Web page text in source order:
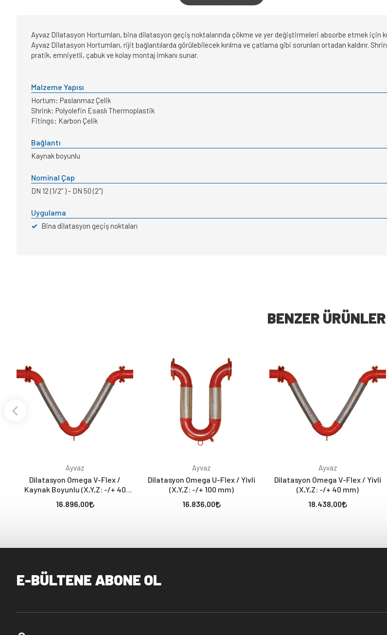
Ayvaz Dilatasyon Hortumları, bina dilatasyon geçiş noktalarında çökme ve yer değiştirmeleri absorbe etmek için
Ayvaz Dilatasyon Hortumları, rijit bağlantılarda görülebilecek kırılma ve çatlama gibi sorunları ortadan kaldırır.
pratik, emniyetli, çabuk ve kolay montaj imkanı sunar.
Malzeme Yapısı
Hortum: Paslanmaz Çelik
Shrink: Polyolefin Esaslı Thermoplastik
Fitings: Karbon Çelik
Bağlantı
Kaynak boyunlu
Nominal Çap
DN 12 (1/2” ) - DN 50 (2")
Uygulama
✓ Bina dilatasyon geçiş noktaları
BENZER ÜRÜNLER
Ayvaz
Dilatasyon Omega V-Flex /
Kaynak Boyunlu (X,Y,Z: -/+ 40
16.896,00
Ayvaz
Dilatasyon Omega U-Flex / Yivli
(X,Y,Z: -/+ 100 mm)
16.836,00
Ayvaz
Dilatasyon Omega V-Flex / Yivli
(X,Y,Z: -/+ 40 mm)
18.438,00
E-BÜLTENE ABONE OL